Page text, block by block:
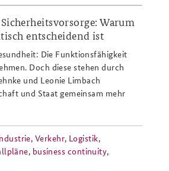
Warum
entscheidend ist
Die Funktionsfähigkeit
Doch diese stehen durch
und Leonie Limbach
und Staat gemeinsam mehr
, Verkehr, Logistik,
, business continuity,